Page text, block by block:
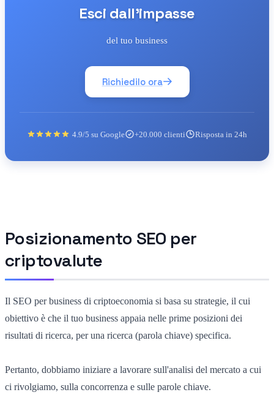
Esci dall'impasse
del tuo business
Richiedilo ora
4.9/5 su Google +20.000 clienti Risposta in 24h
Posizionamento SEO per
criptovalute
Il SEO per business di criptoeconomia si basa su strategie, il cui
obiettivo è che il tuo business appaia nelle prime posizioni dei
risultati di ricerca, per una ricerca (parola chiave) specifica.
Pertanto, dobbiamo iniziare a lavorare sull'analisi del mercato a cui
ci rivolgiamo, sulla concorrenza e sulle parole chiave.